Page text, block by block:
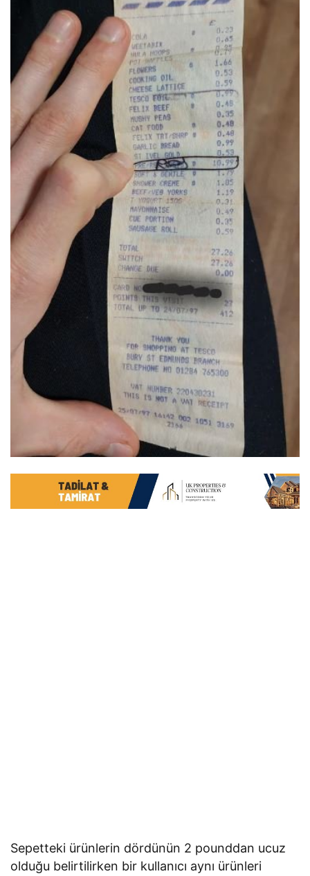
Sepetteki ürünlerin dördünün 2 pounddan ucuz
olduğu belirtilirken bir kullanıcı aynı ürünleri